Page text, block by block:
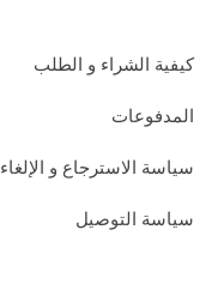
كيفية الشراء و الطلب
المدفوعات
سياسة الاسترجاع و الإلغاء
سياسة التوصيل